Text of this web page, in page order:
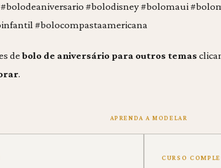
#bolodeaniversario #bolodisney #bolomaui
#bolocompastaamericana
debolo de aniversário para outros temas
.
APRENDA A MODELAR
CURSO